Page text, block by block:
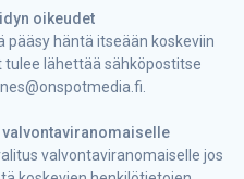
oikeudet
pääsy häntä itseään koskeviin
lähettää sähköpostitse
valvontaviranomaiselle
valvontaviranomaiselle jos